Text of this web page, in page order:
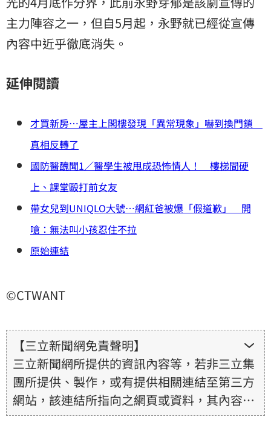
主力陣容之一，但自5月起，永野就已經從宣傳
內容中近乎徹底消失。
延伸閱讀
才買新房…屋主上閣樓發現「異常現象」嚇到換門鎖
真相反轉了
國防醫醜聞1／醫學生被甩成恐怖情人！ 樓梯間硬
上、課堂毆打前女友
帶女兒到UNIQLO大號…網紅爸被爆「假道歉」 開
嗆：無法叫小孩忍住不拉
原始連結
©CTWANT
【三立新聞網免責聲明】
三立新聞網所提供的資訊內容等，若非三立集
團所提供、製作，或有提供相關連結至第三方
網站，該連結所指向之網頁或資料，其內容均
為所連結網站提供，相關權利均為該網站、內